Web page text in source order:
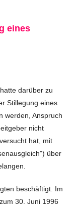
eines
darüber zu
Stillegung eines
werden, Anspruch
nicht
hat, mit
über
beschäftigt. Im
30. Juni 1996